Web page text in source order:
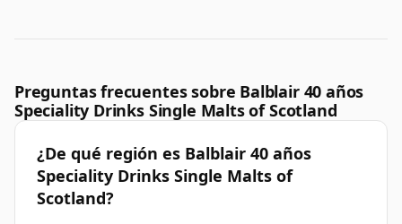
Preguntas frecuentes sobre Balblair 40 años
Speciality Drinks Single Malts of Scotland
¿De qué región es Balblair 40 años
Speciality Drinks Single Malts of
Scotland?